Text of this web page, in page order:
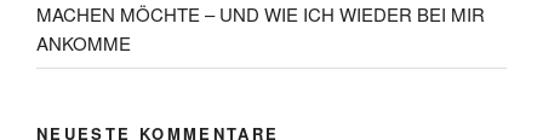
MACHEN MÖCHTE – UND WIE ICH WIEDER BEI MIR
ANKOMME
NEUESTE KOMMENTARE